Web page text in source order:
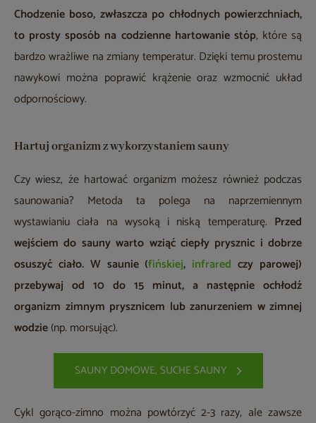
Chodzenie boso, zwłaszcza po chłodnych powierzchniach,
to prosty sposób na codzienne hartowanie stóp, które są
bardzo wrażliwe na zmiany temperatur. Dzięki temu prostemu
nawykowi można poprawić krążenie oraz wzmocnić układ
odpornościowy.
Hartuj organizm z wykorzystaniem sauny
Czy wiesz, że hartować organizm możesz również podczas
saunowania? Metoda ta polega na naprzemiennym
wystawianiu ciała na wysoką i niską temperaturę. Przed
wejściem do sauny warto wziąć ciepły prysznic i dobrze
osuszyć ciało. W saunie (fińskiej, infrared czy parowej)
przebywaj od 10 do 15 minut, a następnie ochłodź
organizm zimnym prysznicem lub zanurzeniem w zimnej
wodzie(np. morsując).
SAUNY DOMOWE, SUCHE SAUNY
Cykl gorąco-zimno można powtórzyć 2-3 razy, ale zawsze